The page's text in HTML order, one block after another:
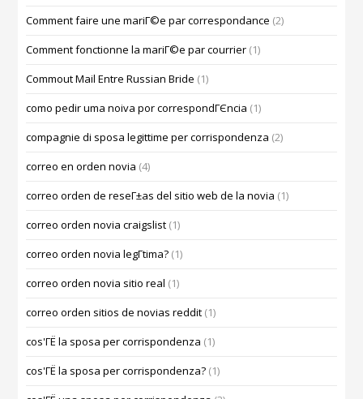
Comment faire une mariГ©e par correspondance (2)
Comment fonctionne la mariГ©e par courrier (1)
Commout Mail Entre Russian Bride (1)
como pedir uma noiva por correspondГЄncia (1)
compagnie di sposa legittime per corrispondenza (2)
correo en orden novia (4)
correo orden de reseГ±as del sitio web de la novia (1)
correo orden novia craigslist (1)
correo orden novia legГ­tima? (1)
correo orden novia sitio real (1)
correo orden sitios de novias reddit (1)
cos'ГЁ la sposa per corrispondenza (1)
cos'ГЁ la sposa per corrispondenza? (1)